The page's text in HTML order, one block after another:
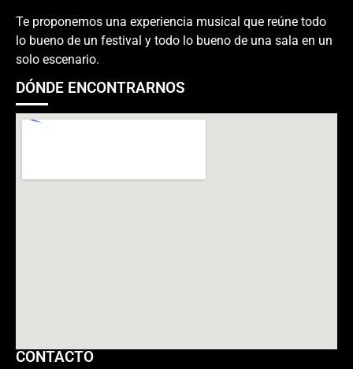
Te proponemos una experiencia musical que reúne todo
lo bueno de un festival y todo lo bueno de una sala en un
solo escenario.
DÓNDE ENCONTRARNOS
CONTACTO